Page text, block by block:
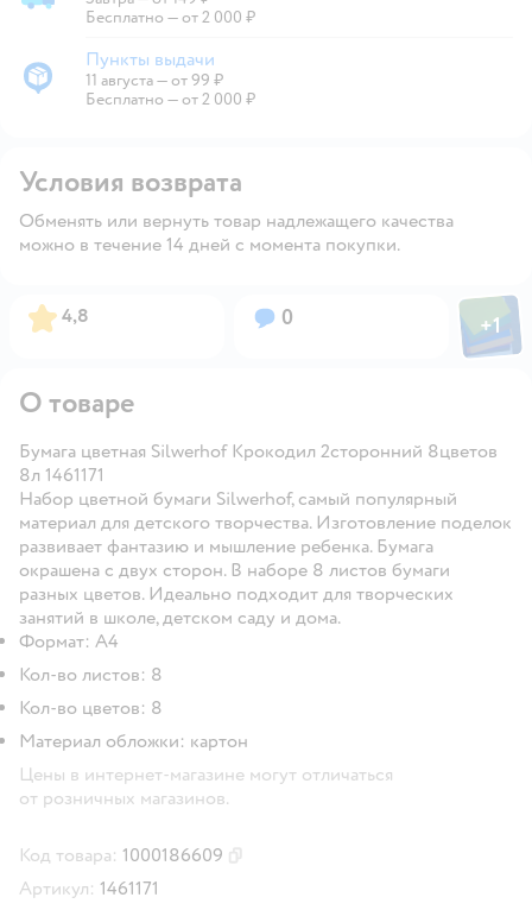
Доставка со склада
Бесплатно — от 2 000 ₽
Пункты выдачи
Пункты выдачи
11 августа—от 99 ₽
Бесплатно — от 2 000 ₽
Условия возврата
Обменять или вернуть товар надлежащего качества
можно в течение 14 дней с момента покупки.
Рейтинг:
4,8 Вопросов:
0 Фото
+1
О товаре
Бумага цветная Silwerhof Крокодил 2сторонний 8цветов
8л 1461171
Набор цветной бумаги Silwerhof, самый популярный
материал для детского творчества. Изготовление поделок
развивает фантазию и мышление ребенка. Бумага
окрашена с двух сторон. В наборе 8 листов бумаги
разных цветов. Идеально подходит для творческих
занятий в школе, детском саду и дома.
Формат: А4
Кол-во листов: 8
Кол-во цветов: 8
Материал обложки: картон
Цены в интернет-магазине могут отличаться
от розничных магазинов.
Код товара: 1000186609
Артикул: 1461171